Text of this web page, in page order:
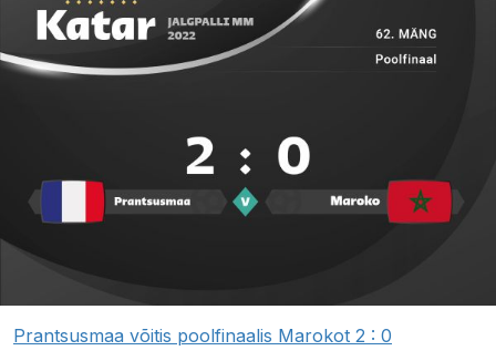
Prantsusmaa võitis poolfinaalis Marokot 2 : 0